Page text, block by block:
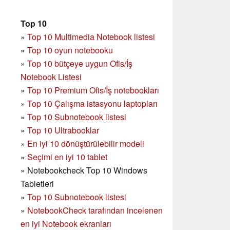
Top 10
» Top 10 Multimedia Notebook listesi
» Top 10 oyun notebooku
» Top 10 bütçeye uygun Ofis/İş
Notebook Listesi
» Top 10 Premium Ofis/İş notebookları
» Top 10 Çalışma istasyonu laptopları
» Top 10 Subnotebook listesi
» Top 10 Ultrabooklar
» En iyi 10 dönüştürülebilir modeli
» Seçimi en iyi 10 tablet
» Notebookcheck Top 10 Windows
Tabletleri
» Top 10 Subnotebook listesi
» NotebookCheck tarafından incelenen
en iyi Notebook ekranları